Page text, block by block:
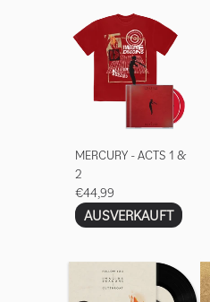
MERCURY - ACTS 1 &
2
€44,99
AUSVERKAUFT